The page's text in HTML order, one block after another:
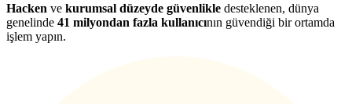
Hacken ve kurumsal düzeyde güvenlikle desteklenen, dünya
genelinde 41 milyondan fazla kullanıcının güvendiği bir ortamda
işlem yapın.